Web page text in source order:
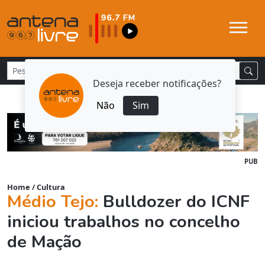
Deseja receber notificações?
Não
Sim
PUB
Home /Cultura
Médio Tejo: Bulldozer do ICNF
iniciou trabalhos no concelho
de Mação